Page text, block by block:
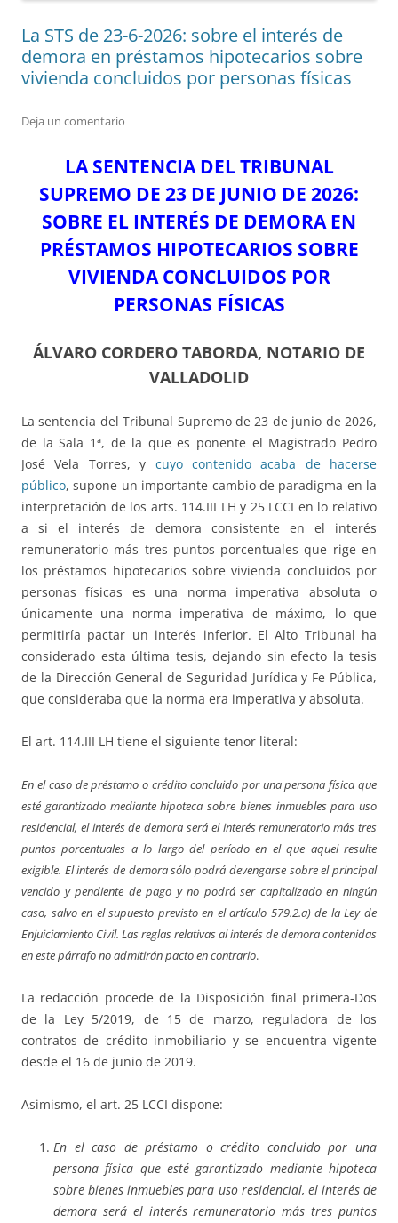
La STS de 23-6-2026: sobre el interés de
demora en préstamos hipotecarios sobre
vivienda concluidos por personas físicas
Deja un comentario
LA SENTENCIA DEL TRIBUNAL
SUPREMO DE 23 DE JUNIO DE 2026:
SOBRE EL INTERÉS DE DEMORA EN
PRÉSTAMOS HIPOTECARIOS SOBRE
VIVIENDA CONCLUIDOS POR
PERSONAS FÍSICAS
ÁLVARO CORDERO TABORDA, NOTARIO DE
VALLADOLID
La sentencia del Tribunal Supremo de 23 de junio de 2026,
de la Sala 1ª, de la que es ponente el Magistrado Pedro
José Vela Torres, y cuyo contenido acaba de hacerse
público, supone un importante cambio de paradigma en la
interpretación de los arts. 114.III LH y 25 LCCI en lo relativo
a si el interés de demora consistente en el interés
remuneratorio más tres puntos porcentuales que rige en
los préstamos hipotecarios sobre vivienda concluidos por
personas físicas es una norma imperativa absoluta o
únicamente una norma imperativa de máximo, lo que
permitiría pactar un interés inferior. El Alto Tribunal ha
considerado esta última tesis, dejando sin efecto la tesis
de la Dirección General de Seguridad Jurídica y Fe Pública,
que consideraba que la norma era imperativa y absoluta.
El art. 114.III LH tiene el siguiente tenor literal:
En el caso de préstamo o crédito concluido por una persona física que
esté garantizado mediante hipoteca sobre bienes inmuebles para uso
residencial, el interés de demora será el interés remuneratorio más tres
puntos porcentuales a lo largo del período en el que aquel resulte
exigible. El interés de demora sólo podrá devengarse sobre el principal
vencido y pendiente de pago y no podrá ser capitalizado en ningún
caso, salvo en el supuesto previsto en el artículo 579.2.a) de laLey de
Enjuiciamiento Civil. Las reglas relativas al interés de demora contenidas
en este párrafo no admitirán pacto en contrario.
La redacción procede de la Disposición final primera-Dos
de la Ley 5/2019, de 15 de marzo, reguladora de los
contratos de crédito inmobiliario y se encuentra vigente
desde el 16 de junio de 2019.
Asimismo, el art. 25 LCCI dispone:
En el caso de préstamo o crédito concluido por una
persona física que esté garantizado mediante hipoteca
sobre bienes inmuebles para uso residencial, el interés de
demora será el interés remuneratorio más tres puntos